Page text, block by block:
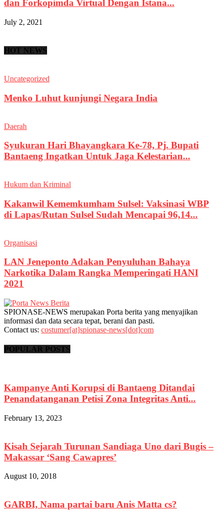
dan Forkopimda Virtual Dengan Istana...
July 2, 2021
HOT NEWS
Uncategorized
Menko Luhut kunjungi Negara India
Daerah
Syukuran Hari Bhayangkara Ke-78, Pj. Bupati
Bantaeng Ingatkan Untuk Jaga Kelestarian...
Hukum dan Kriminal
Kakanwil Kememkumham Sulsel: Vaksinasi WBP
di Lapas/Rutan Sulsel Sudah Mencapai 96,14...
Organisasi
LAN Jeneponto Adakan Penyuluhan Bahaya
Narkotika Dalam Rangka Memperingati HANI
2021
SPIONASE-NEWS merupakan Porta berita yang menyajikan
informasi dan data secara tepat, berani dan pasti.
Contact us: costumer[at]spionase-news[dot]com
POPULAR POSTS
Kampanye Anti Korupsi di Bantaeng Ditandai
Penandatanganan Petisi Zona Integritas Anti...
February 13, 2023
Kisah Sejarah Turunan Sandiaga Uno dari Bugis –
Makassar ‘Sang Cawapres’
August 10, 2018
GARBI, Nama partai baru Anis Matta cs?